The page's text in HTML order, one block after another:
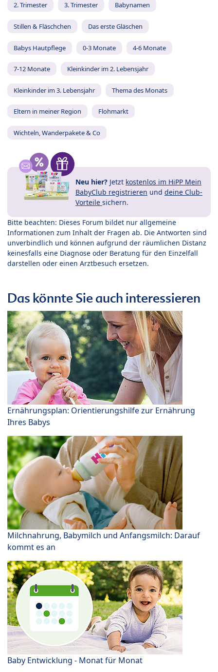
2. Trimester 3. Trimester Babynamen
Stillen & Fläschchen Das erste Gläschen
Babys Hautpflege 0-3 Monate 4-6 Monate
7-12 Monate Kleinkinder im 2. Lebensjahr
Kleinkinder im 3. Lebensjahr Thema des Monats
Eltern in meiner Region Flohmarkt
Wichteln, Wanderpakete & Co
Neu hier? Jetzt kostenlos im HiPP Mein
BabyClub registrieren und deine Club-
Vorteile sichern.
Bitte beachten: Dieses Forum bildet nur allgemeine
Informationen zum Inhalt der Fragen ab. Die Antworten sind
unverbindlich und können aufgrund der räumlichen Distanz
keinesfalls eine Diagnose oder Beratung für den Einzelfall
darstellen oder einen Arztbesuch ersetzen.
Das könnte Sie auch interessieren
Ernährungsplan: Orientierungshilfe zur Ernährung
Ihres Babys
Milchnahrung, Babymilch und Anfangsmilch: Darauf
kommt es an
Baby Entwicklung - Monat für Monat